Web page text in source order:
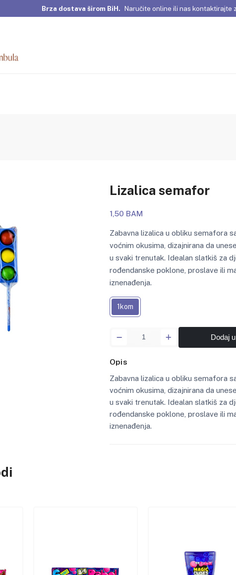
Brza dostava širom BiH. Naručite online ili nas kontaktirajte
Dobrodošli u Uspomene Istanbula! Pažljivo odabrani proizvodi i
Lizalica semafor
1,50 BAM
Zabavna lizalica u obliku semafora
voćnim okusima, dizajnirana da
u svaki trenutak. Idealan slatkiš za
rođendanske poklone, proslave ili
iznenađenja.
1kom
Dodaj
Opis
Zabavna lizalica u obliku semafora
voćnim okusima, dizajnirana da
u svaki trenutak. Idealan slatkiš za
rođendanske poklone, proslave ili
iznenađenja.